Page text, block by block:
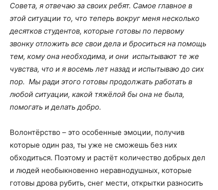
Совета, я отвечаю за своих ребят. Самое главное в
этой ситуации то, что теперь вокруг меня несколько
десятков студентов, которые готовы по первому
звонку отложить все свои дела и броситься на помощь
тем, кому она необходима, и они испытывают те же
чувства, что и я восемь лет назад и испытываю до сих
пор. Мы ради этого готовы продолжать работать в
любой ситуации, какой тяжёлой бы она не была,
помогать и делать добро.
Волонтёрство – это особенные эмоции, получив
которые один раз, ты уже не сможешь без них
обходиться. Поэтому и растёт количество добрых дел
и людей необыкновенно неравнодушных, которые
готовы дрова рубить, снег мести, открытки разносить